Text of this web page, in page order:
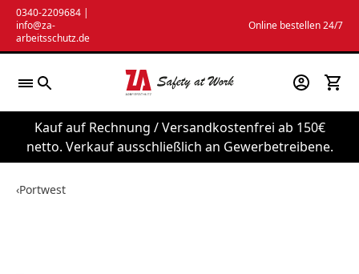
Zum
Inhalt
springen
0340-2209684 |
info@za-
arbeitsschutz.de
Online bestellen 24/7
Kauf auf Rechnung / Versandkostenfrei ab 150€
netto. Verkauf ausschließlich an Gewerbetreibene.
‹Portwest